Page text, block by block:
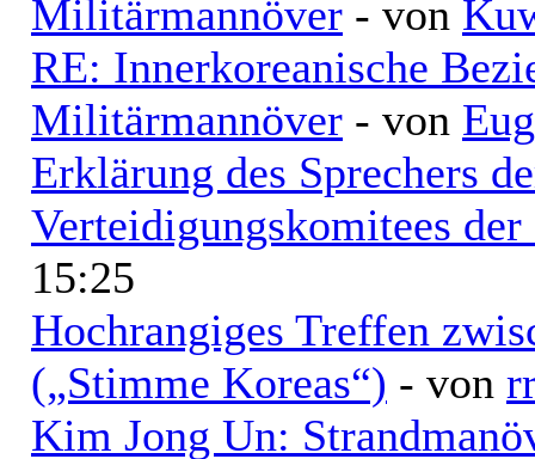
Militärmannöver - von
RE: Innerkoreanische
Militärmannöver - von
Erklärung des Sprechers
Verteidigungskomitees
15:25
Hochrangiges Treffen
(„Stimme Koreas“) - von
Kim Jong Un: